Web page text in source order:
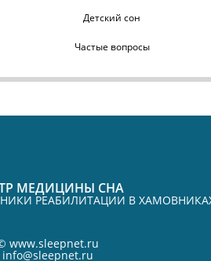
Детский сон
Частые вопросы
МЕДИЦИНЫ СНА
РЕАБИЛИТАЦИИ В
www.sleepnet.ru
info@sleepnet.ru